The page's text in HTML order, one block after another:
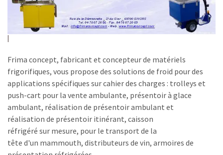
Frima concept, fabricant et concepteur de matériels
frigorifiques, vous propose des solutions de froid pour des
applications spécifiques sur cahier des charges : trolleys et
push-cart pour la vente ambulante, présentoir à glace
ambulant, réalisation de présentoir ambulant et
réalisation de présentoir itinérant, caisson
réfrigéré sur mesure, pour le transport de la
tête d'un mammouth, distributeurs de vin, armoires de